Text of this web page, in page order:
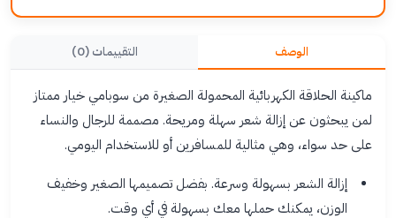
الوصف التقييمات (0)
ماكينة الحلاقة الكهربائية المحمولة الصغيرة من سوبامي خيار ممتاز
لمن يبحثون عن إزالة شعر سهلة ومريحة. مصممة للرجال والنساء
على حد سواء، وهي مثالية للمسافرين أو للاستخدام اليومي.
إزالة الشعر بسهولة وسرعة. بفضل تصميمها الصغير وخفيف
الوزن، يمكنك حملها معك بسهولة في أي وقت.